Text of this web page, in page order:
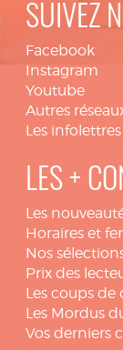
SUIVEZ
Facebook
Instagram
Youtube
Autres
Les infolettres
LES +
Les
Horaires et
Nos
Prix des
Les coups de
Les Mordus
Vos derniers